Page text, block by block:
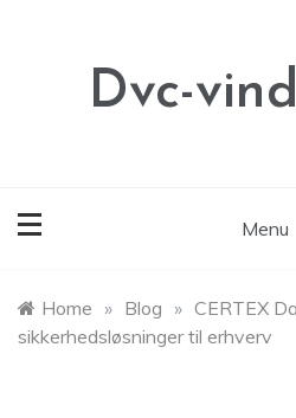
Dvc-
Menu
Home » Blog » CERTEX
sikkerhedsløsninger til erhverv